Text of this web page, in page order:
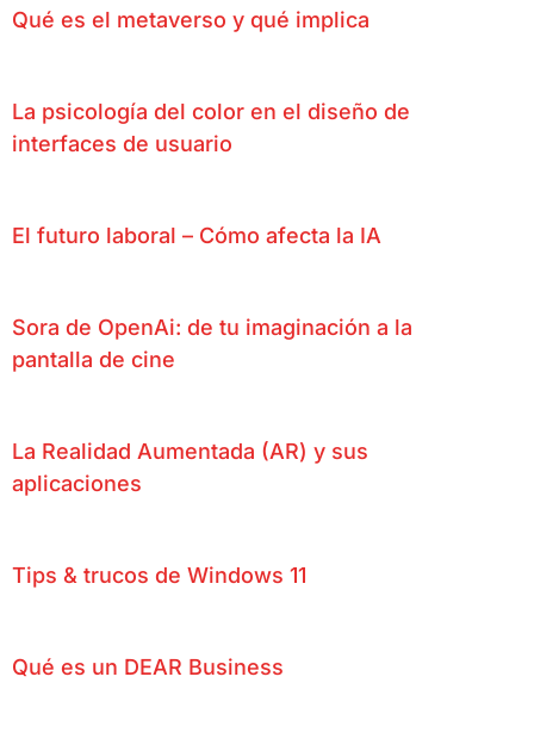
Qué es el metaverso y qué implica
La psicología del color en el diseño de
interfaces de usuario
El futuro laboral – Cómo afecta la IA
Sora de OpenAi: de tu imaginación a la
pantalla de cine
La Realidad Aumentada (AR) y sus
aplicaciones
Tips & trucos de Windows 11
Qué es un DEAR Business